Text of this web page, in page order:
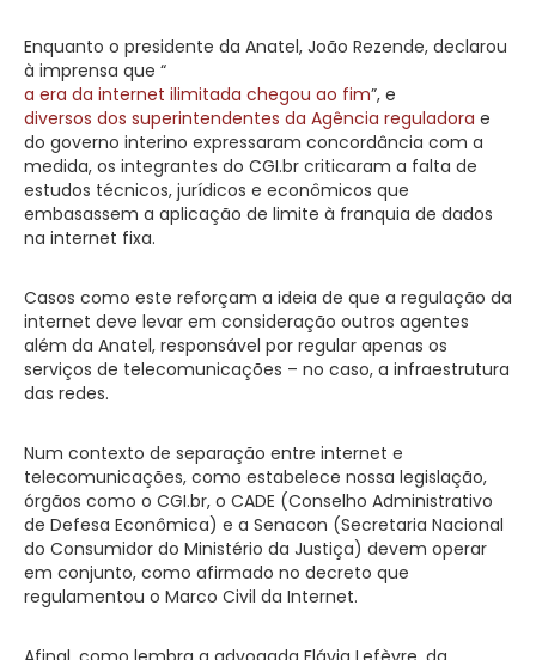
Enquanto o presidente da Anatel, João Rezende, declarou
à imprensa que “
a era da internet ilimitada chegou ao fim”, e
diversos dos superintendentes da Agência reguladora e
do governo interino expressaram concordância com a
medida, os integrantes do CGI.br criticaram a falta de
estudos técnicos, jurídicos e econômicos que
embasassem a aplicação de limite à franquia de dados
na internet fixa.
Casos como este reforçam a ideia de que a regulação da
internet deve levar em consideração outros agentes
além da Anatel, responsável por regular apenas os
serviços de telecomunicações – no caso, a infraestrutura
das redes.
Num contexto de separação entre internet e
telecomunicações, como estabelece nossa legislação,
órgãos como o CGI.br, o CADE (Conselho Administrativo
de Defesa Econômica) e a Senacon (Secretaria Nacional
do Consumidor do Ministério da Justiça) devem operar
em conjunto, como afirmado no decreto que
regulamentou o Marco Civil da Internet.